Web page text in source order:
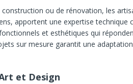
ou de rénovation, les
apportent une expertise technique
et esthétiques qui
sur mesure garantit une
et Design